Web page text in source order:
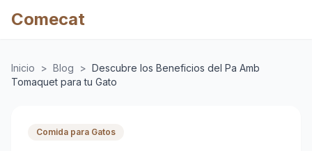
Comecat
Inicio > Blog > Descubre los Beneficios del Pa Amb
Tomaquet para tu Gato
Comida para Gatos